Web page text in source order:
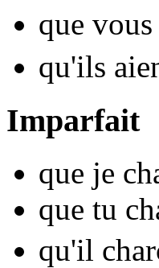
que vous
qu'ils
Imparfait
que je
que tu
qu'il